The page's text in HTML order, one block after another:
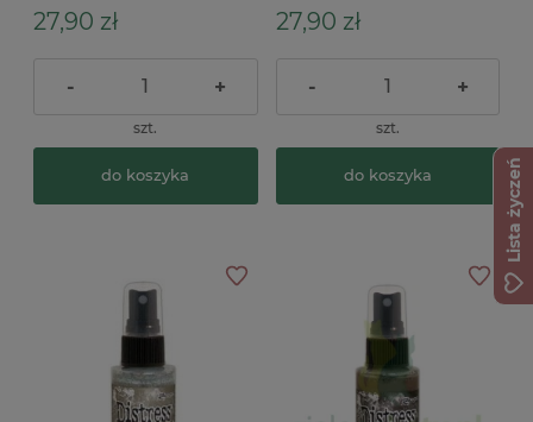
27,90 zł
- +
szt.
do koszyka
27,90 zł
- +
szt.
do koszyka Lista życzeń